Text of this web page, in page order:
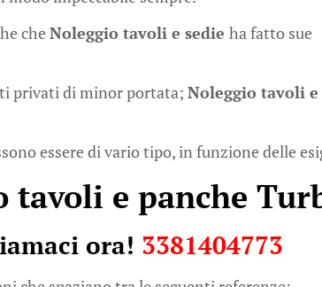
cheNoleggio tavoli e sedieha fatto sue
privati di minor portata;Noleggio tavoli e
essere di vario tipo, in funzione delle
tavoli e panche
ora! 3381404773